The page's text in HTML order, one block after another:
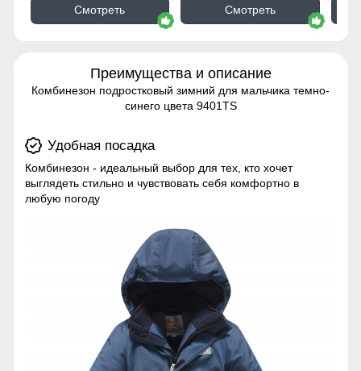
Смотреть Смотреть
Преимущества и описание
Комбинезон подростковый зимний для мальчика темно-
синего цвета 9401TS
Удобная посадка
Комбинезон - идеальный выбор для тех, кто хочет
выглядеть стильно и чувствовать себя комфортно в
любую погоду